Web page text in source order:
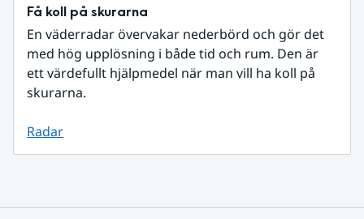
Få koll på skurarna
En väderradar övervakar nederbörd och gör det
med hög upplösning i både tid och rum. Den är
ett värdefullt hjälpmedel när man vill ha koll på
skurarna.
Radar